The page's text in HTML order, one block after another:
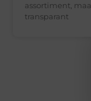
assortiment,
transparant